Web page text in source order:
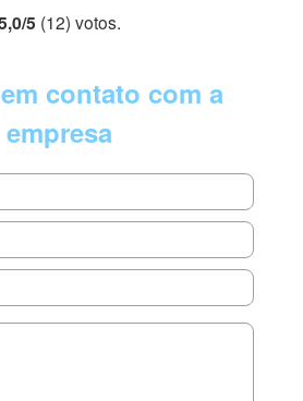
/5 (12) votos.
contato com a
empresa